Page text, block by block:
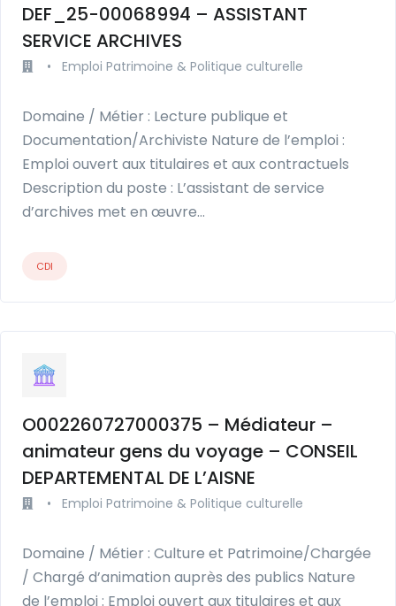
DEF_25-00068994 – ASSISTANT
SERVICE ARCHIVES
• Emploi Patrimoine & Politique culturelle
Domaine / Métier : Lecture publique et
Documentation/Archiviste Nature de l’emploi :
Emploi ouvert aux titulaires et aux contractuels
Description du poste : L’assistant de service
d’archives met en œuvre…
CDI
O002260727000375 – Médiateur –
animateur gens du voyage – CONSEIL
DEPARTEMENTAL DE L’AISNE
• Emploi Patrimoine & Politique culturelle
Domaine / Métier : Culture et Patrimoine/Chargée
/ Chargé d’animation auprès des publics Nature
de l’emploi : Emploi ouvert aux titulaires et aux